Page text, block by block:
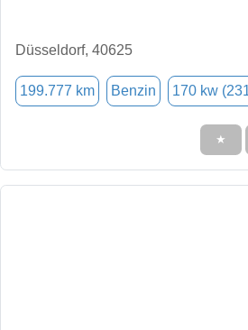
Düsseldorf, 40625
199.777 km Benzin 170 kw
★